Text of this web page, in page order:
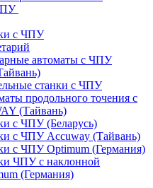
с ЧПУ
автоматы с ЧПУ
станки с ЧПУ
продольного точения с
(Тайвань)
с ЧПУ (Беларусь)
с ЧПУ Accuway (Тайвань)
с ЧПУ Optimum (Германия)
ЧПУ с наклонной
(Германия)